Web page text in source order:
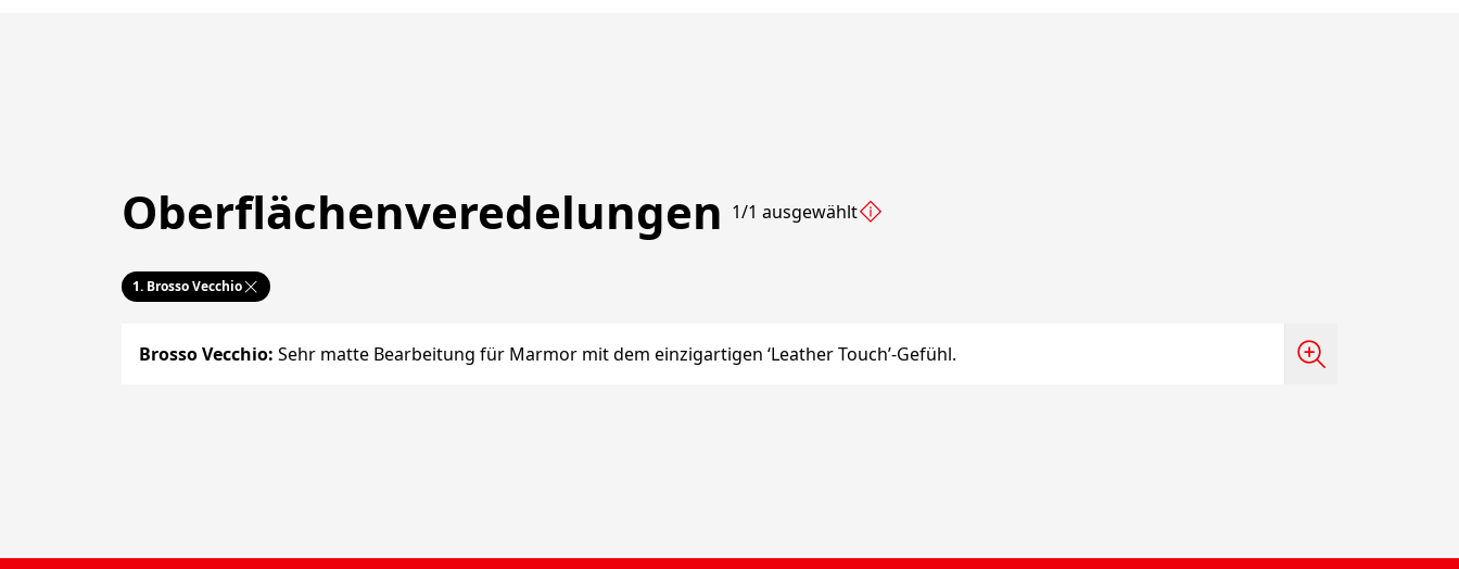
Oberflächenveredelungen 1/1 ausgewählt
1. Brosso Vecchio
Brosso Vecchio: Sehr matte Bearbeitung für Marmor mit dem einzigartigen ‘Leather Touch’-Gefühl.